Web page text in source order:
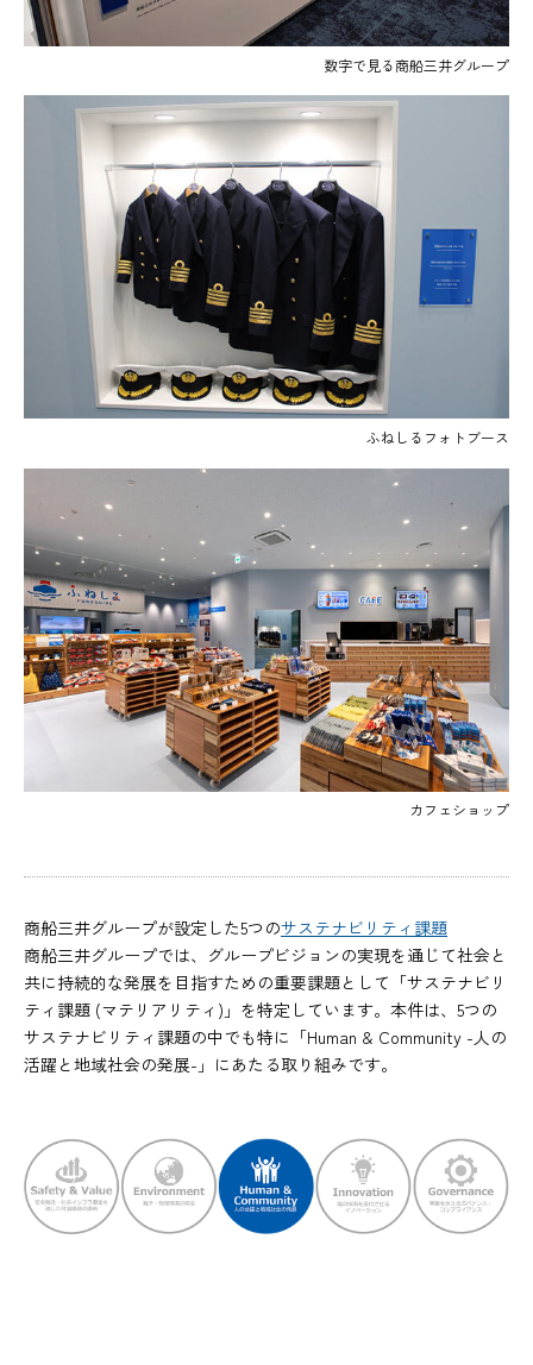
数字で見る商船三井グループ
ふねしるフォトブース
カフェショップ
商船三井グループが設定した5つのサステナビリティ課題
商船三井グループでは、グループビジョンの実現を通じて社会と
共に持続的な発展を目指すための重要課題として「サステナビリ
ティ課題 (マテリアリティ)」を特定しています。本件は、5つの
サステナビリティ課題の中でも特に「Human & Community -人の
活躍と地域社会の発展-」にあたる取り組みです。